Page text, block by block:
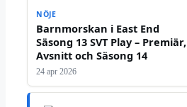
NÖJE
Barnmorskan i East End
Säsong 13 SVT Play – Premiär,
Avsnitt och Säsong 14
24 apr 2026